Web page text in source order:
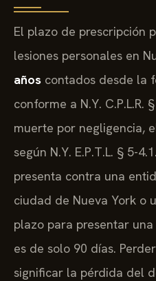
El plazo de prescripción
lesiones personales en
años contados desde la
conforme a N.Y. C.P.L.R.
muerte por negligencia,
según N.Y. E.P.T.L. § 5-4.1
presenta contra una
ciudad de Nueva York o
plazo para presentar
es de solo 90 días.
significar la pérdida del